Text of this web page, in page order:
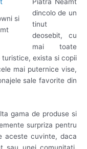
si
dincolo de un
tinut
deosebit, cu
mai toate
exista si copii
mai puternice vise,
sale favorite din
gama de produse si
surpriza pentru
aceste cuvinte, daca